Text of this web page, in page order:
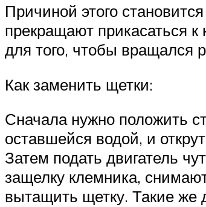
Причиной этого
прекращают прикасаться к
для того, чтобы вращался
Как заменить щетки:
Сначала нужно положить
оставшейся водой, и
Затем подать двигатель
защелку клемника,
вытащить щетку. Такие же